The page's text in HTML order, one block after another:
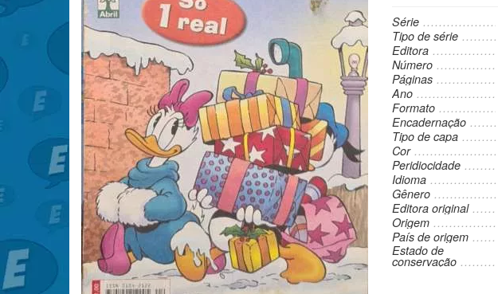
Série
Tipo de série
Editora
Número
Páginas
Ano
Formato
Encadernação
Tipo de capa
Cor
Peridiocidade
Idioma
Gênero
Editora original
Origem
País de origem
Estado de
conservação